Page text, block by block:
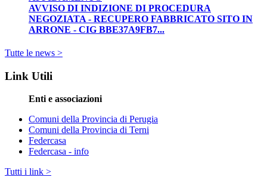
AVVISO DI INDIZIONE DI PROCEDURA
NEGOZIATA - RECUPERO FABBRICATO SITO IN
ARRONE - CIG BBE37A9FB7...
Tutte le news >
Link Utili
Enti e associazioni
Comuni della Provincia di Perugia
Comuni della Provincia di Terni
Federcasa
Federcasa - info
Tutti i link >